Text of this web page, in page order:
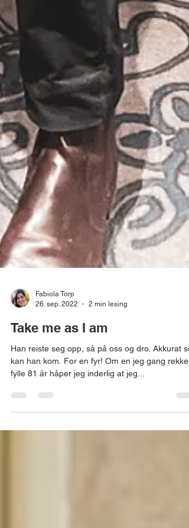
26. sep. 2022
2 min lesing
Take me as I am
Han reiste seg opp, så på oss og dro. Akkurat
fylle 81 år håper jeg inderlig at jeg...